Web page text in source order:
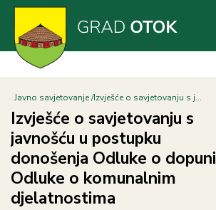
Skoči
glavni
sadržaj
Javno savjetovanje Izvješće o savjetovanju s j...
Izvješće o savjetovanju s
javnošću u postupku
donošenja Odluke o dopuni
Odluke o komunalnim
djelatnostima